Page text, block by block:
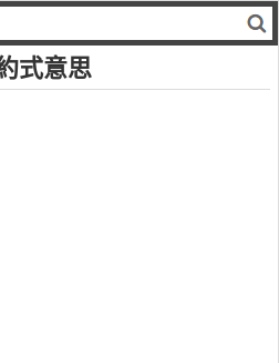
式意思